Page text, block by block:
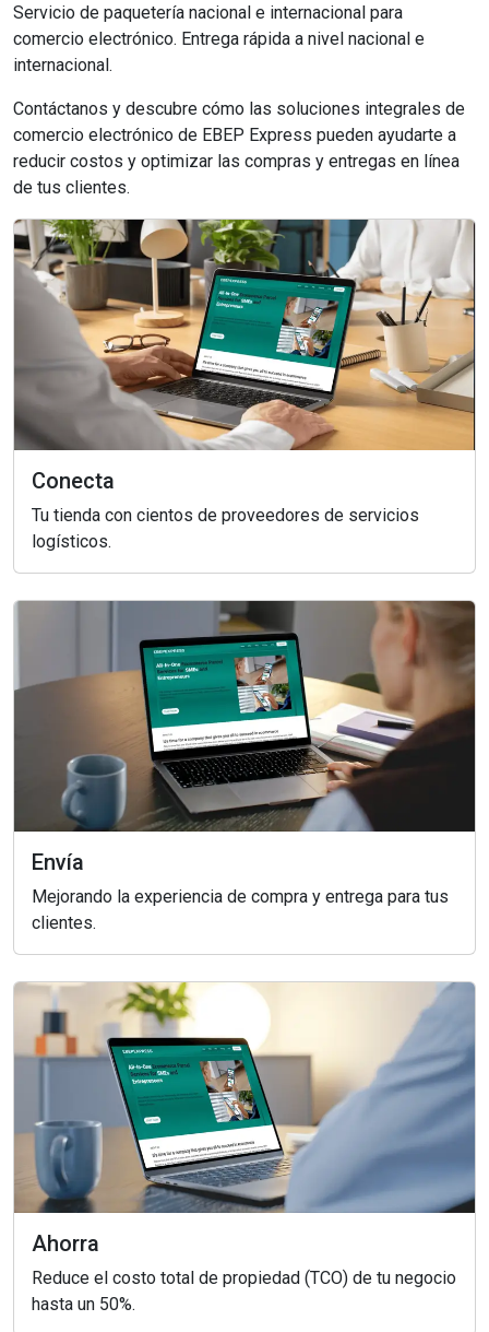
Servicio de paquetería nacional e internacional para
comercio electrónico. Entrega rápida a nivel nacional e
internacional.
Contáctanos y descubre cómo las soluciones integrales de
comercio electrónico de EBEP Express pueden ayudarte a
reducir costos y optimizar las compras y entregas en línea
de tus clientes.
Conecta
Tu tienda con cientos de proveedores de servicios
logísticos.
Envía
Mejorando la experiencia de compra y entrega para tus
clientes.
Ahorra
Reduce el costo total de propiedad (TCO) de tu negocio
hasta un 50%.